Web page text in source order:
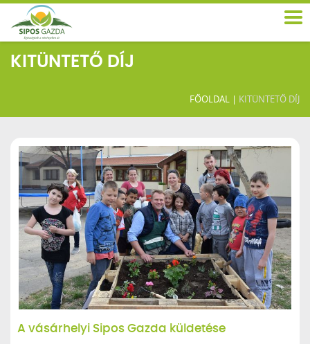
KITÜNTETŐ DÍJ
FŐOLDAL | KITÜNTETŐ DÍJ
A vásárhelyi Sipos Gazda küldetése